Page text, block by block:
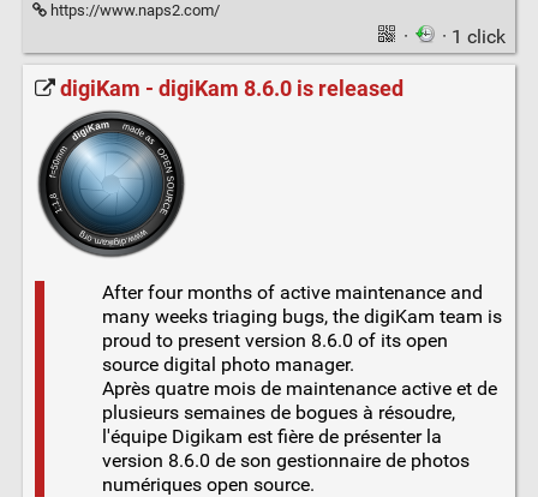
https://www.naps2.com/
· · 1 click
digiKam - digiKam 8.6.0 is released
After four months of active maintenance and
many weeks triaging bugs, the digiKam team is
proud to present version 8.6.0 of its open
source digital photo manager.
Après quatre mois de maintenance active et de
plusieurs semaines de bogues à résoudre,
l'équipe Digikam est fière de présenter la
version 8.6.0 de son gestionnaire de photos
numériques open source.